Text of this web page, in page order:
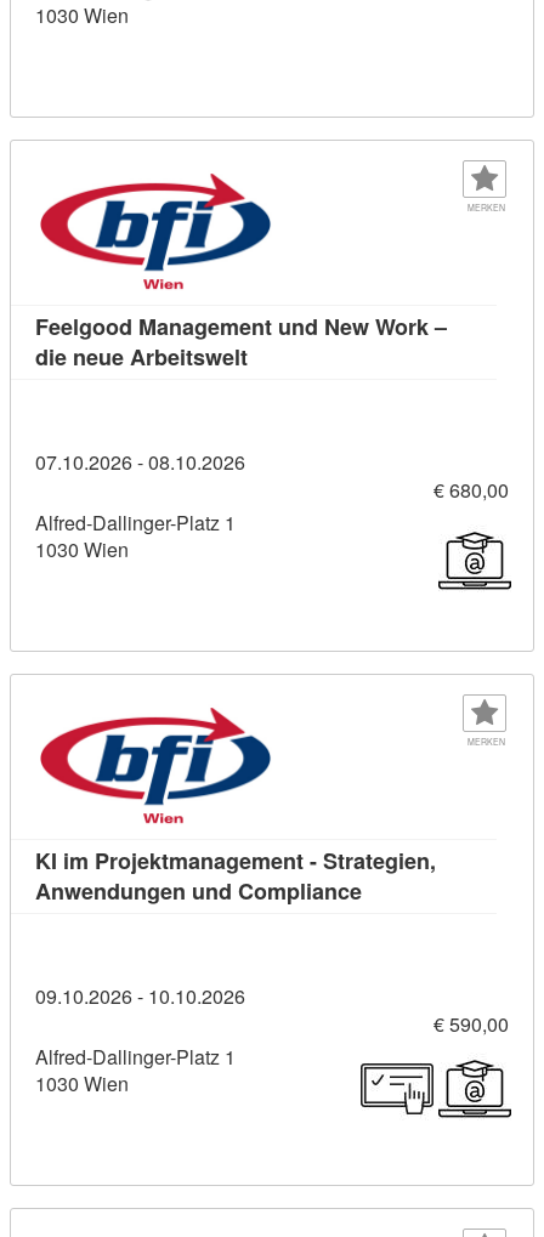
1030 Wien
MERKEN
Feelgood Management und New Work –
die neue ArbeitsweltKursdetail: Feelgood
07.10.2026 - 08.10.2026
€ 680,00
Alfred-Dallinger-Platz 1
1030 Wien
MERKEN
KI im Projektmanagement - Strategien,
Anwendungen und ComplianceKursdetail: KI im
09.10.2026 - 10.10.2026
€ 590,00
Alfred-Dallinger-Platz 1
1030 Wien